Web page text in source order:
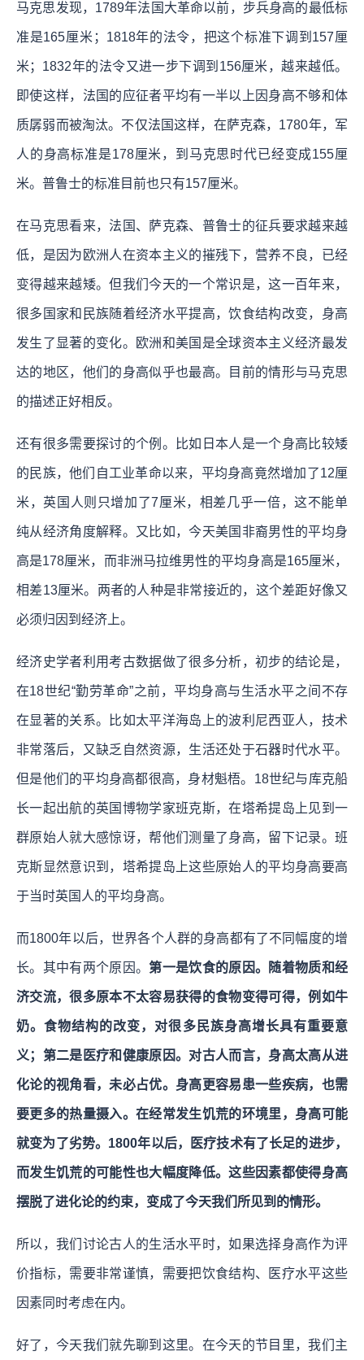
马克思发现，1789年法国大革命以前，步兵身高的最低标
准是165厘米；1818年的法令，把这个标准下调到157厘
米；1832年的法令又进一步下调到156厘米，越来越低。
即使这样，法国的应征者平均有一半以上因身高不够和体
质孱弱而被淘汰。不仅法国这样，在萨克森，1780年，军
人的身高标准是178厘米，到马克思时代已经变成155厘
米。普鲁士的标准目前也只有157厘米。
在马克思看来，法国、萨克森、普鲁士的征兵要求越来越
低，是因为欧洲人在资本主义的摧残下，营养不良，已经
变得越来越矮。但我们今天的一个常识是，这一百年来，
很多国家和民族随着经济水平提高，饮食结构改变，身高
发生了显著的变化。欧洲和美国是全球资本主义经济最发
达的地区，他们的身高似乎也最高。目前的情形与马克思
的描述正好相反。
还有很多需要探讨的个例。比如日本人是一个身高比较矮
的民族，他们自工业革命以来，平均身高竟然增加了12厘
米，英国人则只增加了7厘米，相差几乎一倍，这不能单
纯从经济角度解释。又比如，今天美国非裔男性的平均身
高是178厘米，而非洲马拉维男性的平均身高是165厘米，
相差13厘米。两者的人种是非常接近的，这个差距好像又
必须归因到经济上。
经济史学者利用考古数据做了很多分析，初步的结论是，
在18世纪“勤劳革命”之前，平均身高与生活水平之间不存
在显著的关系。比如太平洋海岛上的波利尼西亚人，技术
非常落后，又缺乏自然资源，生活还处于石器时代水平。
但是他们的平均身高都很高，身材魁梧。18世纪与库克船
长一起出航的英国博物学家班克斯，在塔希提岛上见到一
群原始人就大感惊讶，帮他们测量了身高，留下记录。班
克斯显然意识到，塔希提岛上这些原始人的平均身高要高
于当时英国人的平均身高。
而1800年以后，世界各个人群的身高都有了不同幅度的增
长。其中有两个原因。第一是饮食的原因。随着物质和经
济交流，很多原本不太容易获得的食物变得可得，例如牛
奶。食物结构的改变，对很多民族身高增长具有重要意
义；第二是医疗和健康原因。对古人而言，身高太高从进
化论的视角看，未必占优。身高更容易患一些疾病，也需
要更多的热量摄入。在经常发生饥荒的环境里，身高可能
就变为了劣势。1800年以后，医疗技术有了长足的进步，
而发生饥荒的可能性也大幅度降低。这些因素都使得身高
摆脱了进化论的约束，变成了今天我们所见到的情形。
所以，我们讨论古人的生活水平时，如果选择身高作为评
价指标，需要非常谨慎，需要把饮食结构、医疗水平这些
因素同时考虑在内。
好了，今天我们就先聊到这里。在今天的节目里，我们主